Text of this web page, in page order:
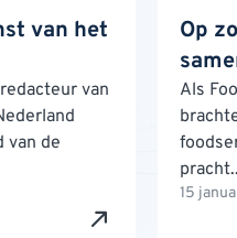
van het
van
van de
Op
Als
15